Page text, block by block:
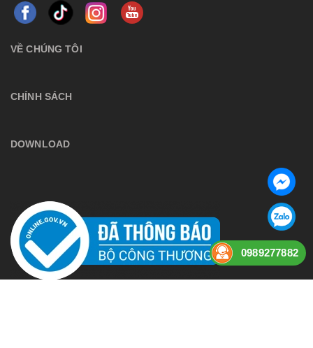
VỀ CHÚNG TÔI
CHÍNH SÁCH
DOWNLOAD
0989277882